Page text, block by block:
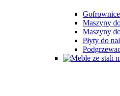
Gofrownice
Maszyny
Maszyny
Płyty do